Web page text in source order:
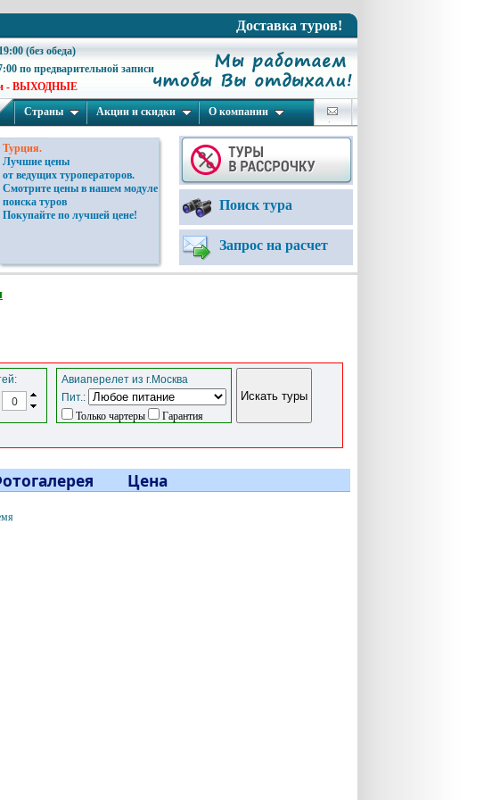
Доставка туров!
(без обеда)
по предварительной записи
- ВЫХОДНЫЕ
Страны Акции и скидки О компании
Турция.
Лучшие цены
от ведущих туроператоров.
Смотрите цены в нашем модуле
поиска туров
Покупайте по лучшей цене!
Поиск тура
Запрос на расчет
Авиаперелет из г.Москва
Пит.:
Только чартеры
Гарантия
Цена